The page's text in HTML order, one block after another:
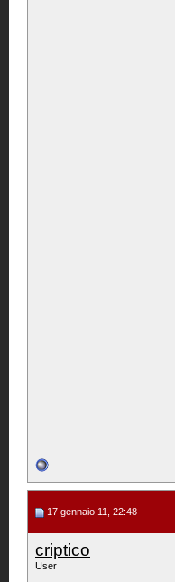
17 gennaio 11, 22:48
criptico
User